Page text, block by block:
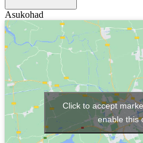
Asukohad
Click to accept
enable this